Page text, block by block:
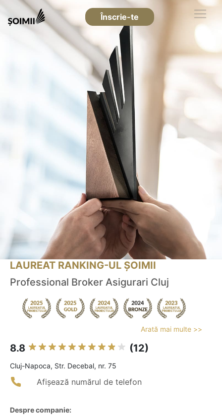
Înscrie-te
LAUREAT RANKING-UL ȘOIMII
Professional Broker Asigurari Cluj
Arată mai multe >>
8.8 (12)
Cluj-Napoca, Str. Decebal, nr. 75
Afișează numărul de telefon
Despre companie: